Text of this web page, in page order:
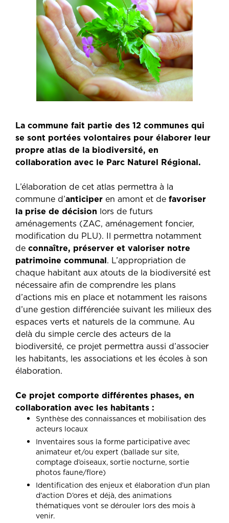
La commune fait partie des 12 communes qui
se sont portées volontaires pour élaborer leur
propre atlas de la biodiversité, en
collaboration avec le Parc Naturel Régional.
L’élaboration de cet atlas permettra à la
commune d’anticiper en amont et de favoriser
la prise de décision lors de futurs
aménagements (ZAC, aménagement foncier,
modification du PLU). Il permettra notamment
de connaître, préserver et valoriser notre
patrimoine communal. L’appropriation de
chaque habitant aux atouts de la biodiversité est
nécessaire afin de comprendre les plans
d’actions mis en place et notamment les raisons
d’une gestion différenciée suivant les milieux des
espaces verts et naturels de la commune. Au
delà du simple cercle des acteurs de la
biodiversité, ce projet permettra aussi d’associer
les habitants, les associations et les écoles à son
élaboration.
Ce projet comporte différentes phases, en
collaboration avec les habitants :
Synthèse des connaissances et mobilisation des
acteurs locaux
Inventaires sous la forme participative avec
animateur et/ou expert (ballade sur site,
comptage d’oiseaux, sortie nocturne, sortie
photos faune/flore)
Identification des enjeux et élaboration d’un plan
d’action D’ores et déjà, des animations
thématiques vont se dérouler lors des mois à
venir.